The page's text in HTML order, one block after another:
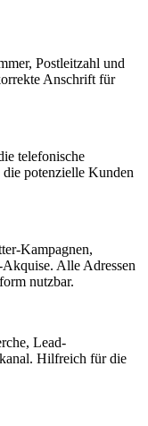
Postleitzahl und
Anschrift für
telefonische
potenzielle Kunden
Kampagnen,
Alle Adressen
nutzbar.
Lead-
Hilfreich für die